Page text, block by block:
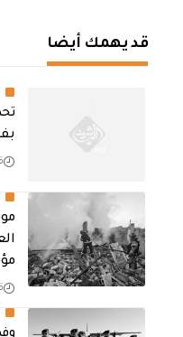
قد يهمك أيضا